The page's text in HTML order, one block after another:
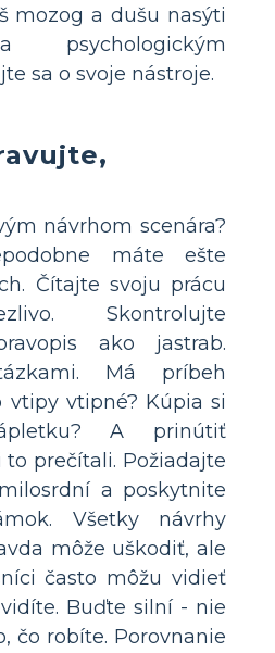
mozog a dušu nasýti
psychologickým
sa o svoje nástroje.
návrhom scenára?
máte ešte
Čítajte svoju prácu
Skontrolujte
ako jastrab.
Má príbeh
vtipy vtipné? Kúpia si
A prinútiť
to prečítali. Požiadajte
a poskytnite
Všetky návrhy
môže uškodiť, ale
často môžu vidieť
Buďte silní - nie
čo robíte. Porovnanie